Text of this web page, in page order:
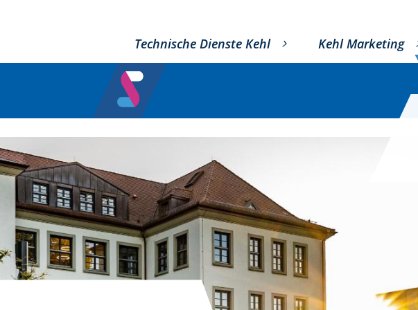
Technische Dienste Kehl Kehl Marketing